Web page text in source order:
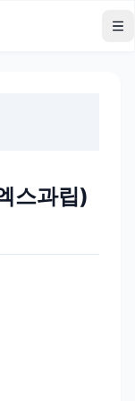
스과립)